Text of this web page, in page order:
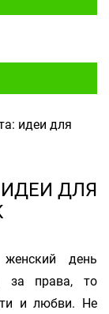
идеи для
ДЛЯ
день
за права, то
и любви. Не